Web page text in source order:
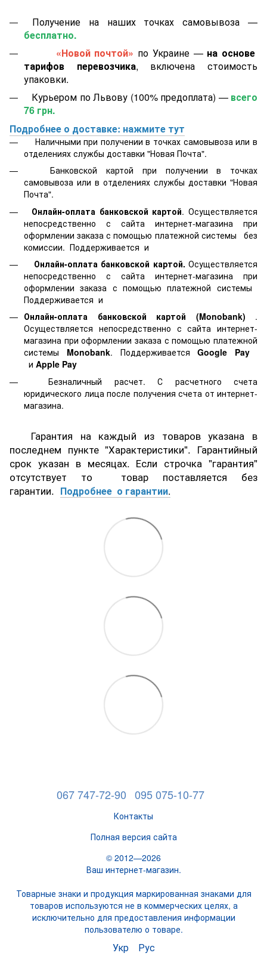
Получение на наших точках самовывоза —
бесплатно.
«Новой почтой» по Украине — на основе
тарифов перевозчика, включена стоимость
упаковки.
Курьером по Львову (100% предоплата) — всего
76 грн.
Подробнее о доставке: нажмите тут
Наличными при получении в точках самовывоза или в
отделениях службы доставки "Новая Почта".
Банковской картой при получении в точках
самовывоза или в отделениях службы доставки "Новая
Почта".
Онлайн-оплата банковской картой. Осуществляется
непосредственно с сайта интернет-магазина при
оформлении заказа с помощью платежной системы
без
комиссии. Поддерживается и
Онлайн-оплата банковской картой. Осуществляется
непосредственно с сайта интернет-магазина при
оформлении заказа с помощью платежной системы
Поддерживается и
Онлайн-оплата банковской картой
(Monobank) .
Осуществляется непосредственно с сайта интернет-
магазина при оформлении заказа с помощью платежной
системы Monobank. ПоддерживаетсяGoogle Pay
и Apple Pay
Безналичный расчет. С расчетного счета
юридического лица после получения счета от интернет-
магазина.
Гарантия на каждый из товаров указана в
последнем пункте "Характеристики". Гарантийный
срок указан в месяцах. Если строчка "гарантия"
отсутствует то товар поставляется без
гарантии. Подробнее о гарантии.
067 747-72-90 095 075-10-77
Контакты
Полная версия сайта
© 2012—2026
Ваш интернет-магазин.
Товарные знаки и продукция маркированная знаками для
товаров используются не в коммерческих целях, а
исключительно для предоставления информации
пользователю о товаре.
Укр Рус